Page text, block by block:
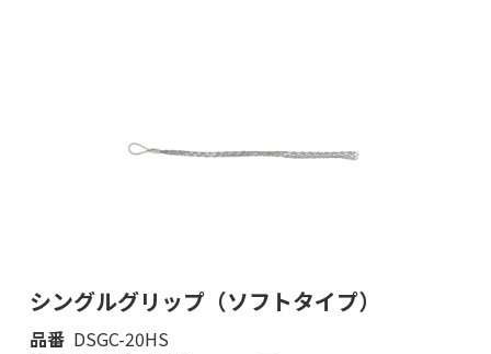
シングルグリップ（ソフトタイプ）
品番 DSGC-20HS